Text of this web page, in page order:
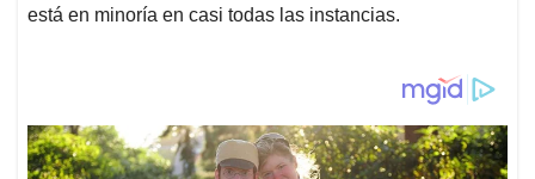
está en minoría en casi todas las instancias.